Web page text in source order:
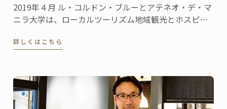
2019年４月 ル・コルドン・ブルーとアテネオ・デ・マ
ニラ大学は、ローカルツーリズム地域観光とホスピタ
詳しくはこちら